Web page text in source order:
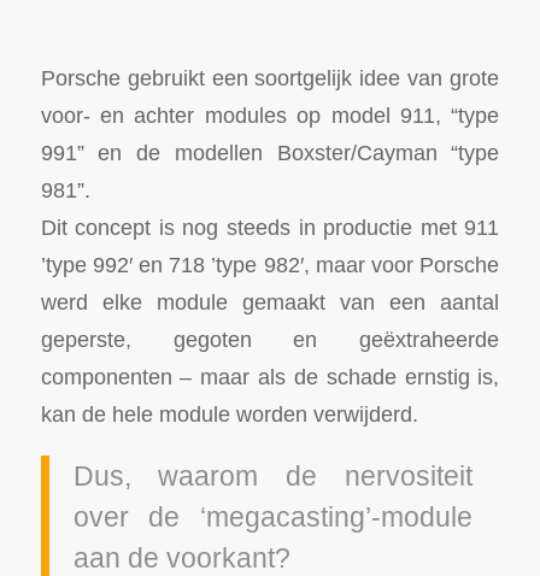
Porsche gebruikt een soortgelijk idee van grote
voor- en achter modules op model 911, “type
991” en de modellen Boxster/Cayman “type
981”.
Dit concept is nog steeds in productie met 911
’type 992′ en 718 ’type 982′, maar voor Porsche
werd elke module gemaakt van een aantal
geperste, gegoten en geëxtraheerde
componenten – maar als de schade ernstig is,
kan de hele module worden verwijderd.
Dus, waarom de nervositeit
over de ‘megacasting’-module
aan de voorkant?